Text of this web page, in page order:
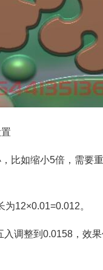
比如缩小5倍，需要
12×0.01=0.012。
调整到0.0158，效果